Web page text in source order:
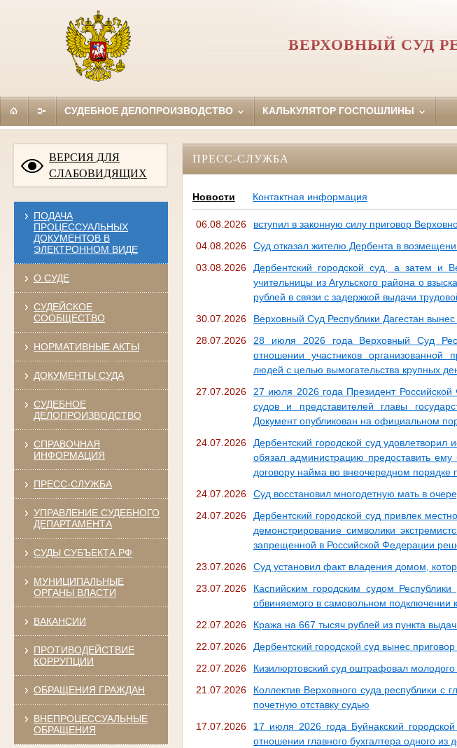
ВЕРХОВНЫЙ СУД
СУДЕБНОЕ ДЕЛОПРОИЗВОДСТВО КАЛЬКУЛЯТОР ГОСПОШЛИНЫ
ВЕРСИЯ ДЛЯ
СЛАБОВИДЯЩИХ
ПОДАЧА
ПРОЦЕССУАЛЬНЫХ
ДОКУМЕНТОВ В
ЭЛЕКТРОННОМ ВИДЕ
О СУДЕ
СУДЕЙСКОЕ
СООБЩЕСТВО
НОРМАТИВНЫЕ АКТЫ
ДОКУМЕНТЫ СУДА
СУДЕБНОЕ
ДЕЛОПРОИЗВОДСТВО
СПРАВОЧНАЯ
ИНФОРМАЦИЯ
ПРЕСС-СЛУЖБА
УПРАВЛЕНИЕ СУДЕБНОГО
ДЕПАРТАМЕНТА
СУДЫ СУБЪЕКТА РФ
МУНИЦИПАЛЬНЫЕ
ОРГАНЫ ВЛАСТИ
ВАКАНСИИ
ПРОТИВОДЕЙСТВИЕ
КОРРУПЦИИ
ОБРАЩЕНИЯ ГРАЖДАН
ВНЕПРОЦЕССУАЛЬНЫЕ
ОБРАЩЕНИЯ
ПРЕСС-СЛУЖБА
Новости Контактная информация
06.08.2026
вступил в законную силу приговор
04.08.2026
Суд отказал жителю Дербента в
03.08.2026
Дербентский городской суд, а затем и
учительницы из Агульского района о
рублей в связи с задержкой выдачи
30.07.2026
Верховный Суд Республики Дагестан
28.07.2026
28 июля 2026 года Верховный Суд
отношении участников организованной
людей с целью вымогательства крупных
27.07.2026
27 июля 2026 года Президент
судов и представителей главы
Документ опубликован на официальном
24.07.2026
Дербентский городской суд удовлетворил
обязал администрацию предоставить
договору найма во внеочередном
24.07.2026
Суд восстановил многодетную мать в
24.07.2026
Дербентский городской суд привлек
демонстрирование символики
запрещенной в Российской Федерации
23.07.2026
Суд установил факт владения домом,
23.07.2026
Каспийским городским судом
обвиняемого в самовольном подключении
22.07.2026
Кража на 667 тысяч рублей из пункта
22.07.2026
Дербентский городской суд вынес
22.07.2026
Кизилюртовский суд оштрафовал
21.07.2026
Коллектив Верховного суда республики с
почетную отставку судью
17.07.2026
17 июля 2026 года Буйнакский
отношении главного бухгалтера одного